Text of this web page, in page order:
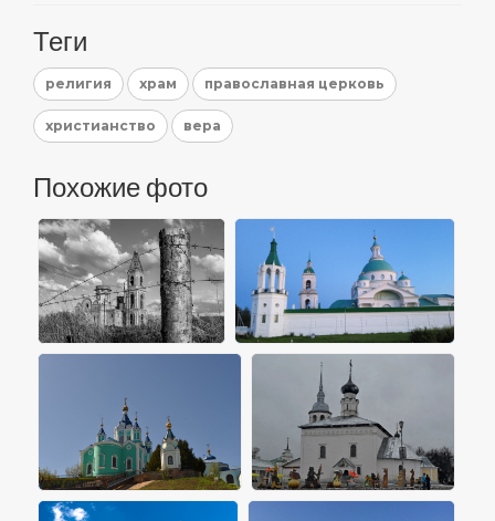
Теги
религия храм православная церковь
христианство вера
Похожие фото